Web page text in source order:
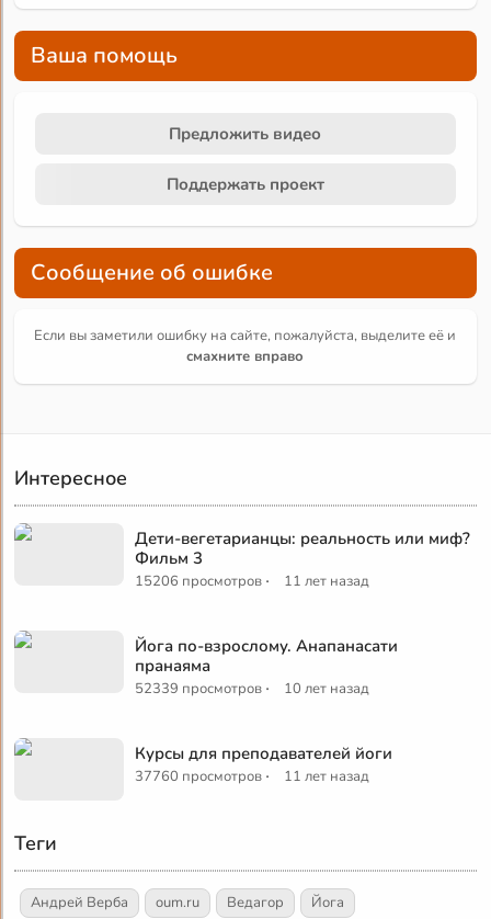
Ваша помощь
Предложить видео
Поддержать проект
Сообщение об ошибке
Если вы заметили ошибку на сайте, пожалуйста, выделите её и
смахните вправо
Интересное
Дети-вегетарианцы: реальность или миф?
Фильм 3
15206 просмотров · 11 лет назад
Йога по-взрослому. Анапанасати
пранаяма
52339 просмотров · 10 лет назад
Курсы для преподавателей йоги
37760 просмотров · 11 лет назад
Теги
Андрей Верба oum.ru Ведагор
Йога